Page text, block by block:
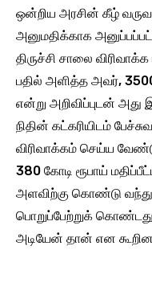
ஒன்றிய அரசின் கீழ்
அனுமதிக்காக
திருச்சி சாலை
பதில் அளித்த அவர்,
என்று அறிவிப்புடன் அது
நிதின் கட்கரியிடம்
விரிவாக்கம் செய்ய
380 கோடி ரூபாய்
அளவிற்கு கொண்டு வந்து
பொறுப்பேற்றுக்
அடியேன் தான் என